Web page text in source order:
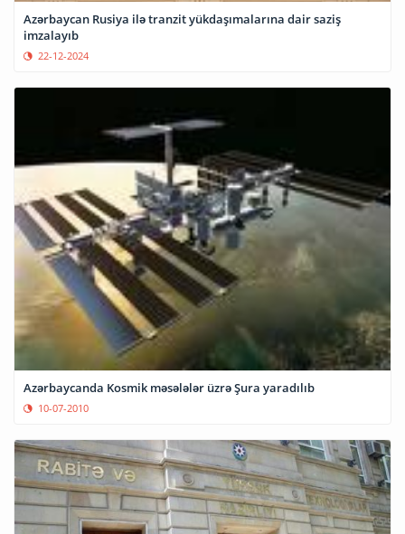
Azərbaycan Rusiya ilə tranzit yükdaşımalarına dair saziş
imzalayıb
22-12-2024
Azərbaycanda Kosmik məsələlər üzrə Şura yaradılıb
10-07-2010